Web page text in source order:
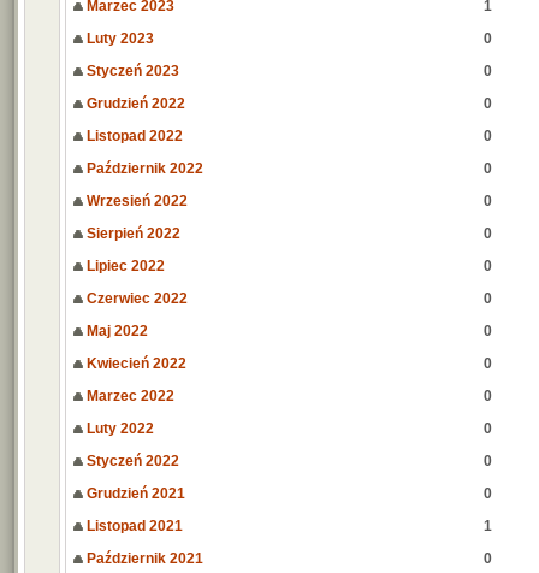
Marzec 2023
1
Luty 2023
0
Styczeń 2023
0
Grudzień 2022
0
Listopad 2022
0
Październik 2022
0
Wrzesień 2022
0
Sierpień 2022
0
Lipiec 2022
0
Czerwiec 2022
0
Maj 2022
0
Kwiecień 2022
0
Marzec 2022
0
Luty 2022
0
Styczeń 2022
0
Grudzień 2021
0
Listopad 2021
1
Październik 2021
0